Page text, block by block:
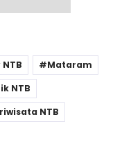
Mataram
NTB
NTB